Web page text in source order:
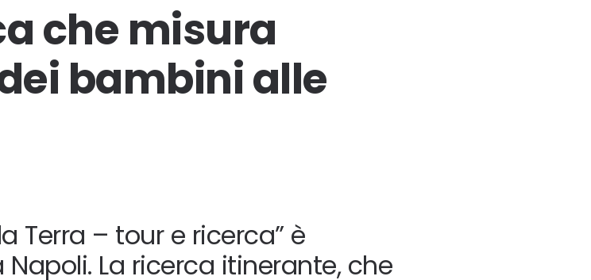
che misura
bambini alle
Terra – tour e ricerca” è
La ricerca itinerante, che